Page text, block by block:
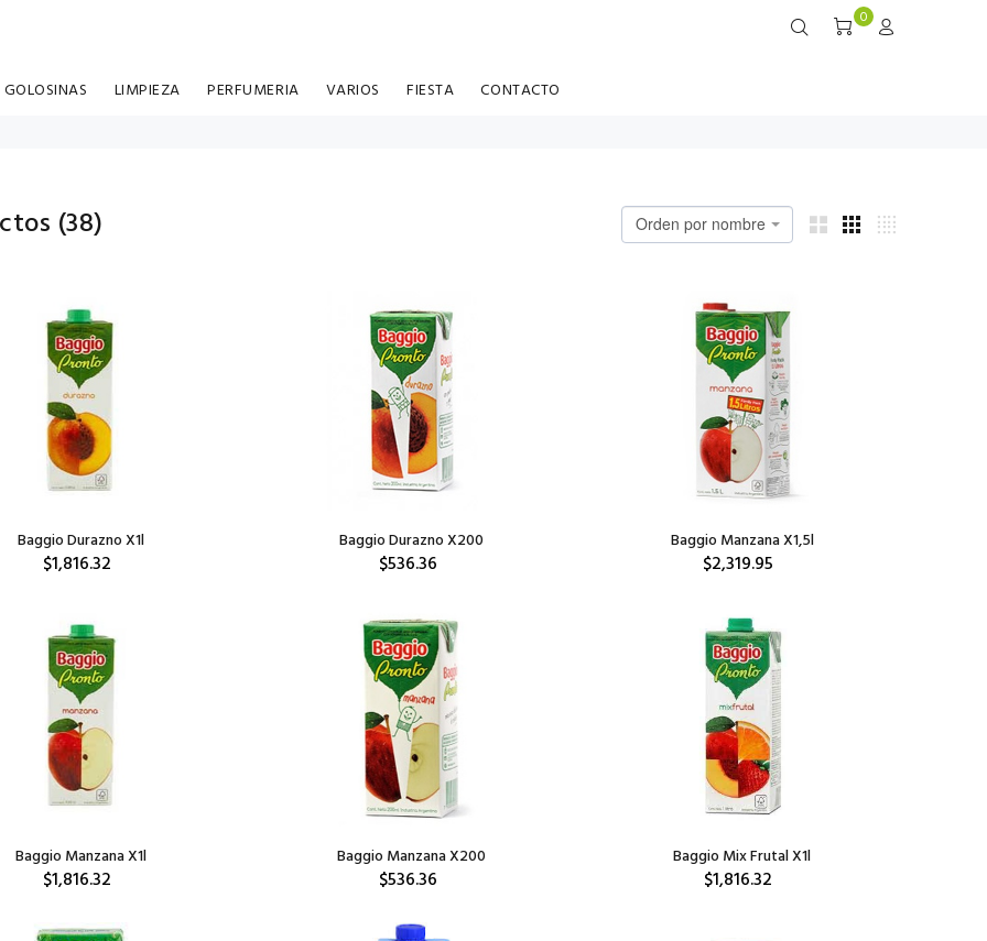
0
GOLOSINAS LIMPIEZA PERFUMERIA VARIOS FIESTA CONTACTO
(38) Orden por nombre
Baggio Durazno X1l
$1,816.32
Baggio Durazno X200
$536.36
Baggio Manzana X1,5l
$2,319.95
Baggio Manzana X1l
$1,816.32
Baggio Manzana X200
$536.36
Baggio Mix Frutal X1l
$1,816.32